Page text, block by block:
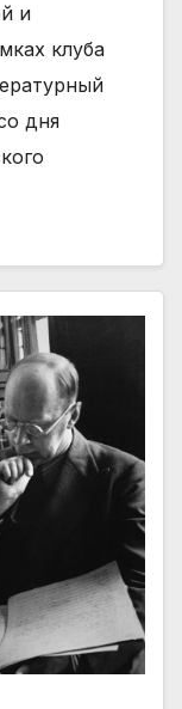
и
клуба
дня